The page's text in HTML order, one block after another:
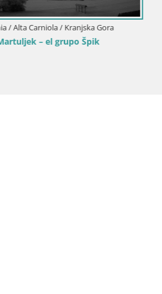
Eslovenia / Alta Carniola / Kranjska Gora
Estación de esquí Kranjska Gora | Velika